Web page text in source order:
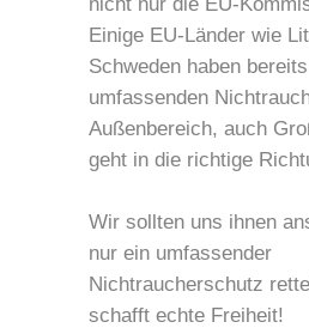
Einige EU-Länder wie
Schweden haben
umfassenden
Außenbereich, auch
geht in die richtige
Wir sollten uns ihnen
nur ein umfassender
Nichtraucherschutz
schafft echte Freiheit!